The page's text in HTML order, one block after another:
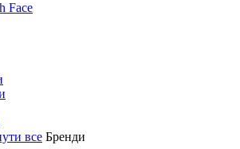
Face
все Бренди